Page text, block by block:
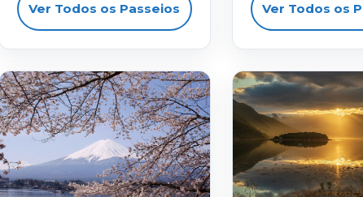
Ver Todos os Passeios Ver Todos os